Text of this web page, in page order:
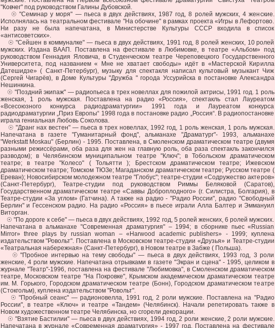
"Ковчег" под руководством Галины Дубовской.
☉ "Семинар у моря" — пьеса в двух действиях, 1987 год, 8 ролей мужских, 4 женские.
Исполнялась на театральном фестивале "На обочине" в рамках проекта «Игры в Лефортово.
Ни разу не была напечатана, в Министерстве Культуры СССР входила в список
«антисоветских».
☉ "Сейшен в коммуналке" — пьеса в двух действиях, 1991 год, 8 ролей женских, 10 ролей
мужских. Издана ВААП. Поставлена на фестивале в Любимовке, в театре «Альбом» под
руководством Геннадия Яловича, в Студенческом театре Череповецкого Государственного
Университета, под названием « Мне не хватает свободы» идёт в «Мастерской Кирилла
Датешидзе» ( Санкт-Петербург), музыку для спектакля написал культовый музыкант Чиж
(Сергей Чигарёв), в Доме Культуры "Дружба " города Уссурийска в постановке Александра
Нешинкина.
☉ "Поздний экипаж" — радиопьеса в трех новеллах для пожилой актрисы, 1991 год. 1 роль
женская, 1 роль мужская. Поставлена на радио «Россия», спектакль стал Лауреатом
«Всесоюзного конкурса радиодраматургии» 1991 года и Лауреатом конкурса
радиодраматургии „Приз Европы“ 1998 года в постановке радио „Россия“. В радиопостановке
играла гениальная Любовь Соколова.
☉ "Дранг нах вестен" — пьеса в трех новеллах, 1992 год, 1 роль женская, 1 роль мужская.
Напечатана в газете "Гуманитарный фонд", альманахе "Драматург"- 1993, альманахе
"Werkstatt Moskau" (Берлин) - 1995. Поставлена, в Смоленском драматическом театре (двумя
разными режиссёрами, оба раза для жен на главную роль, оба раза спектакль закончился
разводом); в Челябинском муниципальном театре "Ключ"; в Тобольском драматическом
театре; в театре "Колесо" ( Тольятти ); Брестском драматическом театре; Ижевском
драматическом театре; Томском ТЮЗе; Магаданском драматическом театре; Русском театре (
Ереван); Новосибирском молодежном театре "Глобус"; театре-студии «Содружество актеров»
(Санкт-Петербург), Театре-студии под руководством Риммы Беляковой (Саратов),
Государственном драматическом театре «Саввы Доброплодного» (г. Силистра, Болгария), в
Театре-студии «За углом» (Гатчина). А также на радио - "Радио России", радио "Свободный
Берлин" и Гессенском радио. На радио «Россия» в пьесе играли Алла Балтер и Эммануил
Виторган.
☉ "По дороге к себе" — пьеса в двух действиях, 1992 год, 5 ролей женских, 6 ролей мужских.
Напечатана в альманахе "Современная драматургия" – 1994; в сборнике пьес «Russian
Mirror» three plays by russian woman – «Harwood academic publishers» - 1999; куплена
издательством "Ровольт". Поставлена в Московском театре-студии «Друзья» и Театре-студии
«Театральная набережная» (Санкт-Петербург), в Новом театре в Забже ( Польша).
☉ "Пробное интервью на тему свободы" — пьеса в двух действиях, 1993 год, 3 роли
женские, 4 роли мужские. Напечатана отрывками в газете "Экран и сцена" - 1995, целиком в
журнале "Театр"-1996, поставлена на фестивале "Любимовка", в Смоленском драматическом
театре, Московском театре "На Покровке", Крымском академическом драматическом театре
им. М. Горького, Городском драматическом театре (Бонн), Городском драматическом театре
(Стокгольм), куплена издательством "Ровольт".
☉ "Пробный сеанс" — радионовелла, 1991 год, 2 роли мужские. Поставлена на "Радио
России", в театре «Ключ» и театре «Тандем» (Челябинск). Начали репетировать также в
Новом художественном театре Челябинска, но сгорели декорации.
☉ "Взятие Бастилии" — пьеса в двух действиях, 1994 год, 2 роли женские, 2 роли мужские.
Напечатана в журнале «Современная драматургия» - 1997 год. Поставлена на фестивале